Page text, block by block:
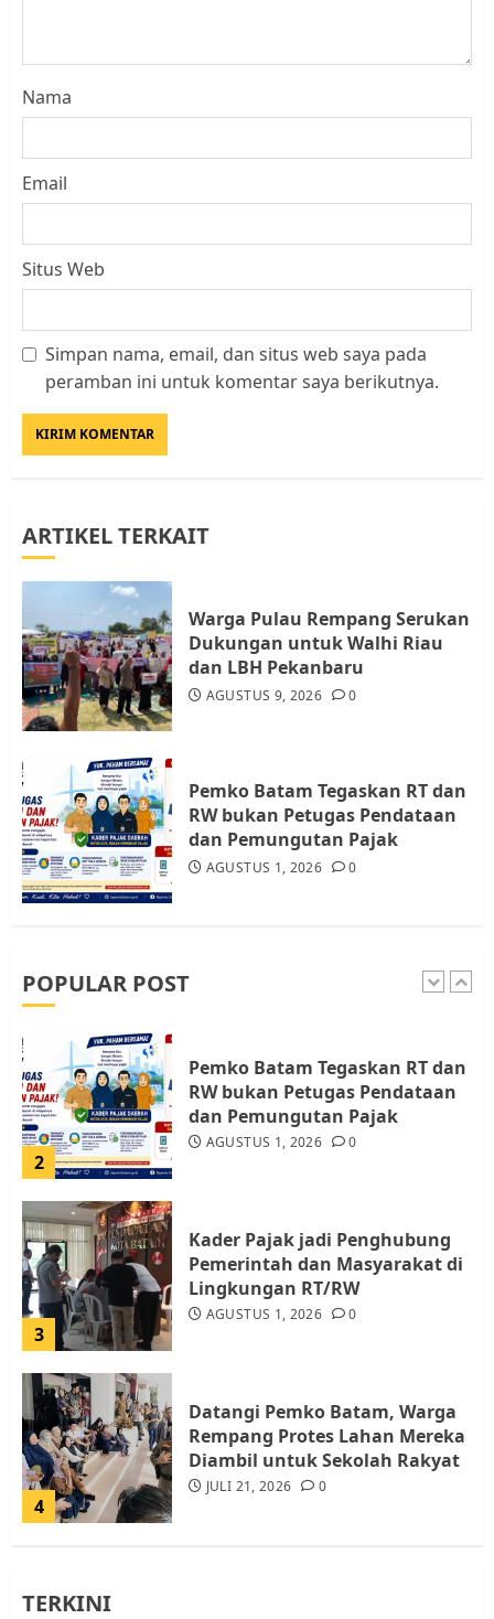
Nama
Email
Situs Web
Simpan nama, email, dan situs web saya pada
peramban ini untuk komentar saya berikutnya.
ARTIKEL TERKAIT
Warga Pulau Rempang Serukan
Dukungan untuk Walhi Riau
dan LBH Pekanbaru
AGUSTUS 9, 2026 0
Pemko Batam Tegaskan RT dan
RW bukan Petugas Pendataan
dan Pemungutan Pajak
AGUSTUS 1, 2026 0
POPULAR POST
Kader Pajak jadi Penghubung
4
Datangi Pemko Batam, Warga
JULI 21, 2026 0
5
Resahkan Warga
JULI 17, 2026 0
1
2
Pemko Batam Tegaskan RT dan
RW bukan Petugas Pendataan
dan Pemungutan Pajak
AGUSTUS 1, 2026 0
3
Kader Pajak jadi Penghubung
Pemerintah dan Masyarakat di
Lingkungan RT/RW
AGUSTUS 1, 2026 0
4
Datangi Pemko Batam, Warga
Rempang Protes Lahan Mereka
Diambil untuk Sekolah Rakyat
JULI 21, 2026 0
TERKINI